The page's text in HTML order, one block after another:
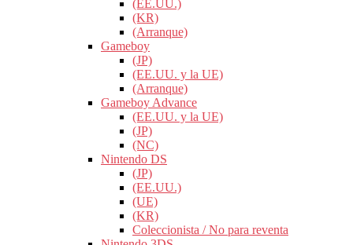
(EE.UU.)
(KR)
(Arranque)
Gameboy
(JP)
(EE.UU. y la UE)
(Arranque)
Gameboy Advance
(EE.UU. y la UE)
(JP)
(NC)
Nintendo DS
(JP)
(EE.UU.)
(UE)
(KR)
Coleccionista / No para reventa